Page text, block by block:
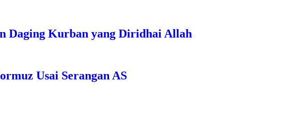
Daging Kurban yang Diridhai Allah
Usai Serangan AS